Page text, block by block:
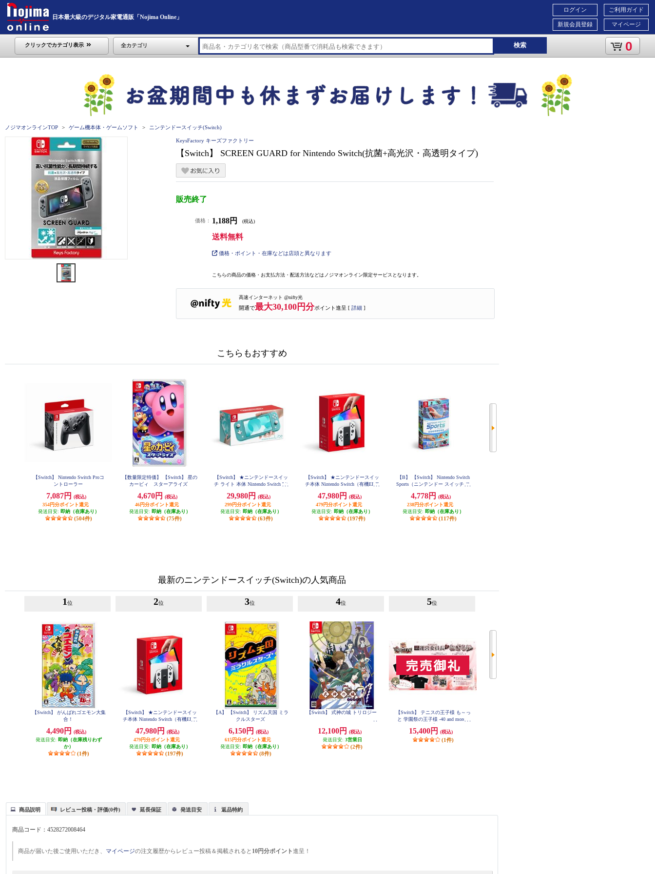
日本最大級のデジタル家電通販「Nojima Online」
ご利用ガイド
マイページ
ログイン
新規会員登録
クリックでカテゴリ表示 全カテゴリ 検索 0
ノジマオンラインTOP ゲーム機本体・ゲームソフト ニンテンドースイッチ(Switch)
KeysFactory キーズファクトリー
【Switch】 SCREEN GUARD for Nintendo Switch(抗菌+高光沢・高透明タイプ)
販売終了
価格： 1,188円 (税込)
送料無料
価格・ポイント・在庫などは店頭と異なります
こちらの商品の価格・お支払方法・配送方法などはノジマオンライン限定サービスとなります。
高速インターネット @nifty光
開通で最大30,100円分ポイント進呈 [ 詳細 ]
こちらもおすすめ
【Switch】 Nintendo Switch Proコ
ントローラー
7,087円
(税込)
354円分ポイント還元
発送目安: 即納（在庫あり）
(504件)
【数量限定特価】 【Switch】 星の
カービィ スターアライズ
4,670円
(税込)
46円分ポイント還元
発送目安: 即納（在庫あり）
(75件)
【Switch】 ★ニンテンドースイッ
チ ライト 本体 Nintendo Switch Lit
29,980円
(税込)
299円分ポイント還元
発送目安: 即納（在庫あり）
(63件)
【Switch】 ★ニンテンドースイッ
チ本体 Nintendo Switch（有機ELモ
47,980円
(税込)
479円分ポイント還元
発送目安: 即納（在庫あり）
(197件)
【B】 【Switch】 Nintendo Switch
Sports（ニンテンドー スイッチ ス
4,778円
(税込)
238円分ポイント還元
発送目安: 即納（在庫あり）
(117件)
最新のニンテンドースイッチ(Switch)の人気商品
1 位
【Switch】 がんばれゴエモン大集
合！
4,490円
(税込)
発送目安: 即納（在庫残りわず
か）
(1件)
2位
【Switch】 ★ニンテンドースイッ
チ本体 Nintendo Switch（有機ELモ
47,980円
(税込)
479円分ポイント還元
発送目安: 即納（在庫あり）
(197件)
3位
【A】 【Switch】 リズム天国 ミラ
クルスターズ
6,150円
(税込)
615円分ポイント還元
発送目安: 即納（在庫あり）
(8件)
4位
【Switch】 式神の城 トリロジー
12,100円
(税込)
発送目安: 3営業日
(2件)
5位
【Switch】 テニスの王子様 も～っ
と 学園祭の王子様 -40 and more...
らいエディション
15,400円 (税込)
(1件)
商品説明 レビュー投稿・評価(0件) 延長保証 発送目安 返品特約
商品コード：4528272008464
商品が届いた後ご使用いただき、 マイページの注文履歴からレビュー投稿＆掲載されると 10円分ポイント進呈！